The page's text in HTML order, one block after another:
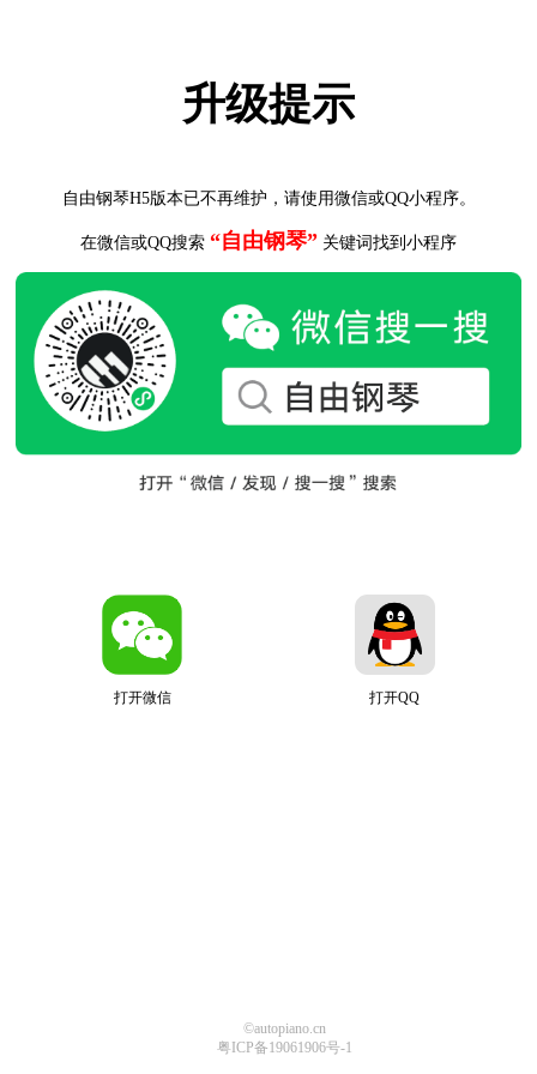
升级提示
自由钢琴H5版本已不再维护，请使用微信或QQ小程序。
在微信或QQ搜索 “自由钢琴” 关键词找到小程序
打开微信 打开QQ
©autopiano.cn
粤ICP备19061906号-1